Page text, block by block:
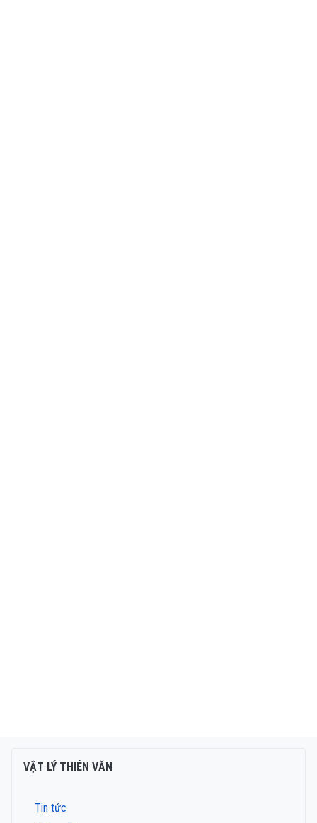
VẬT LÝ THIÊN VĂN
Tin tức